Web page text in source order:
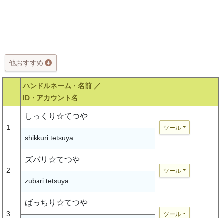
他おすすめ
ハンドルネーム・名前 ／
ID・アカウント名
1
しっくり☆てつや
ツール
shikkuri.tetsuya
2
ズバリ☆てつや
ツール
zubari.tetsuya
3
ばっちり☆てつや
ツール